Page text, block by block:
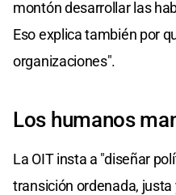
montón desarrollar las
Eso explica también por
organizaciones".
Los humanos
La OIT insta a "diseñar
transición ordenada, justa